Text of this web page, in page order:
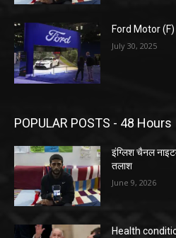
Ford Motor
July 30, 2025
POPULAR POSTS - 48 Hours
इंग्लिश चैनल
तलाश
June 9, 2026
Health